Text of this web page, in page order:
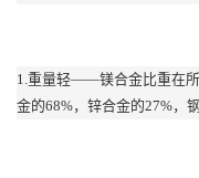
1.重量轻——镁合金比重在
金的68%，锌合金的27%，钢